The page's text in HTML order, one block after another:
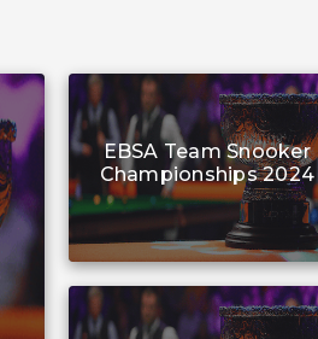
EBSA Team Snooker
Championships 2024